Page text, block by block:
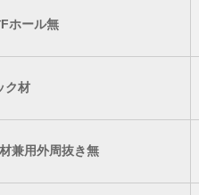
Fホール無
ク材
兼用外周抜き無